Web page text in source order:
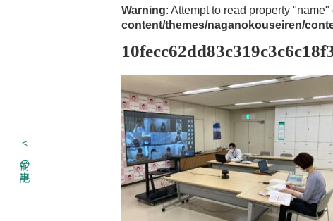
Warning: Attempt to read property "name"
content/themes/naganokouseiren/
<
前の記事